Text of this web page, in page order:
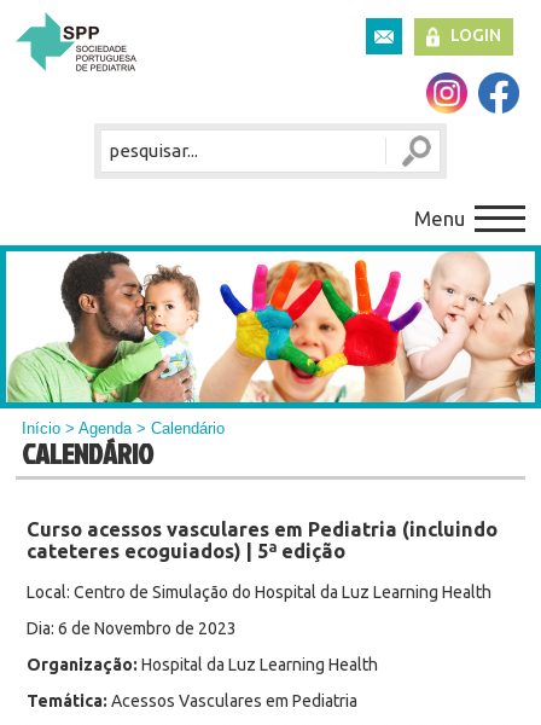
LOGIN
Menu
Início >Agenda> Calendário
CALENDÁRIO
Curso acessos vasculares em Pediatria (incluindo
cateteres ecoguiados) | 5ª edição
Local: Centro de Simulação do Hospital da Luz Learning Health
Dia: 6 de Novembro de 2023
Organização: Hospital da Luz Learning Health
Temática: Acessos Vasculares em Pediatria